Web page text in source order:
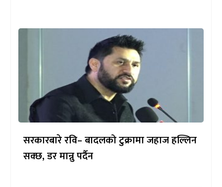
सरकारबारे रवि– बादलको टुक्रामा जहाज हल्लिन
सक्छ, डर मान्नु पर्दैन